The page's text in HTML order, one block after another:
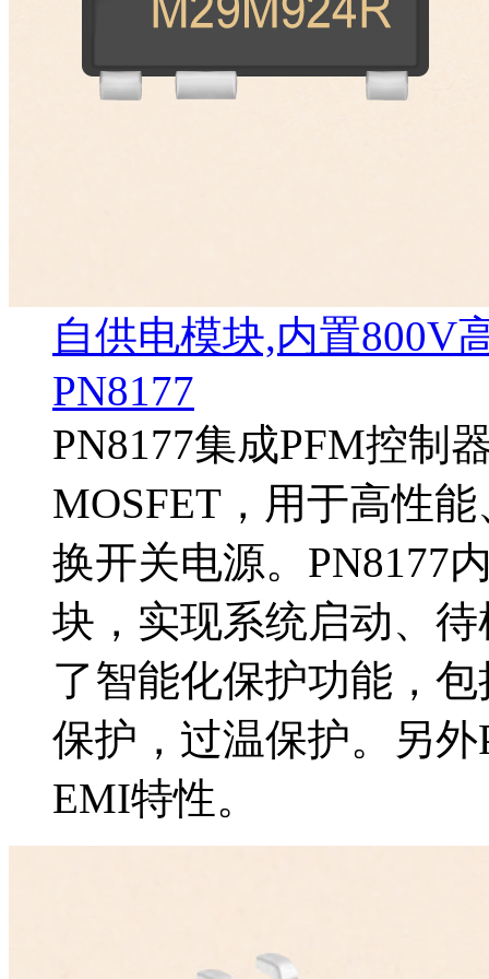
自供电模块,内置800V
PN8177
PN8177集成PFM控制
MOSFET，用于高性
换开关电源。PN8177
块，实现系统启动、
了智能化保护功能，
保护，过温保护。另
EMI特性。